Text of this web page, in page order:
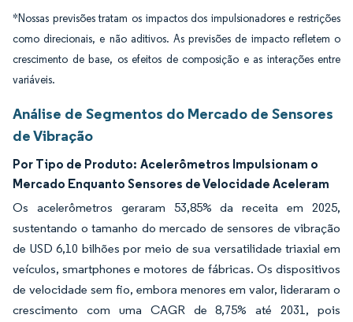
*Nossas previsões tratam os impactos dos impulsionadores e restrições
como direcionais, e não aditivos. As previsões de impacto refletem o
crescimento de base, os efeitos de composição e as interações entre
variáveis.
Análise de Segmentos do Mercado de Sensores
de Vibração
Por Tipo de Produto: Acelerômetros Impulsionam o
Mercado Enquanto Sensores de Velocidade Aceleram
Os acelerômetros geraram 53,85% da receita em 2025,
sustentando o tamanho do mercado de sensores de vibração
de USD 6,10 bilhões por meio de sua versatilidade triaxial em
veículos, smartphones e motores de fábricas. Os dispositivos
de velocidade sem fio, embora menores em valor, lideraram o
crescimento com uma CAGR de 8,75% até 2031, pois